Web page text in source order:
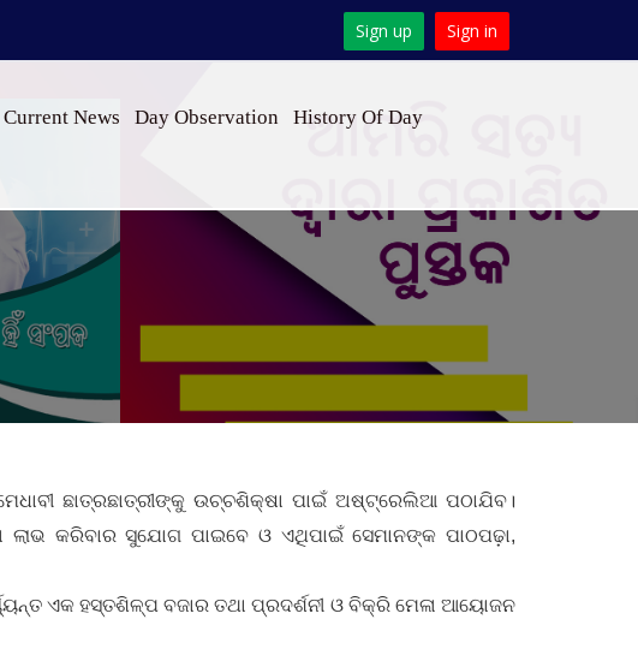
Sign up Sign in
Current News Day Observation History Of Day
ଛାତ୍ରଛାତ୍ରୀଙ୍କୁ ଉଚ୍ଚଶିକ୍ଷା ପାଇଁ ଅଷ୍ଟ୍ରେଲିଆ ପଠାଯିବ।
କରିବାର ସୁଯୋଗ ପାଇବେ ଓ ଏଥିପାଇଁ ସେମାନଙ୍କ ପାଠପଢ଼ା,
ଏକ ହସ୍ତଶିଳ୍ପ ବଜାର ତଥା ପ୍ରଦର୍ଶନୀ ଓ ବିକ୍ରି ମେଳା ଆୟୋଜନ